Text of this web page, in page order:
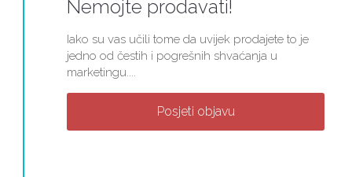
Nemojte prodavati!
Iako su vas učili tome da uvijek prodajete to je
jedno od čestih i pogrešnih shvaćanja u
marketingu....
Posjeti objavu